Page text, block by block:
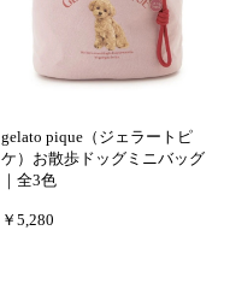
gelato pique（ジェラートピ
ケ）お散歩ドッグミニバッグ
｜全3色
￥5,280